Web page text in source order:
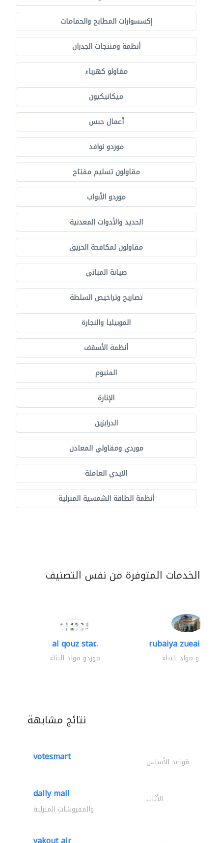
إكسسوارات المطابخ والحمامات
أنظمة ومنتجات الجدران
مقاولو كهرباء
ميكانيكيون
أعمال جبس
موردو نوافذ
مقاولون تسليم مفتاح
موردو الأبواب
الحديد والأدوات المعدنية
مقاولون لمكافحة الحريق
صيانة المباني
تصاريح وتراخيص السلطة
الموبيليا والنجارة
أنظمة الأسقف
المنيوم
الإنارة
الدرابزين
موردي ومقاولي المعادن
الايدي العاملة
أنظمة الطاقة الشمسية المنزلية
الخدمات المتوفرة من نفس التصنيف
al qouz star..
موردو مواد البناء
rubaiya zueaid
موردو مواد البناء
نتائج مشابهة
votesmart قواعد الأساس
dally mall الأثاث
والمفروشات المنزلية